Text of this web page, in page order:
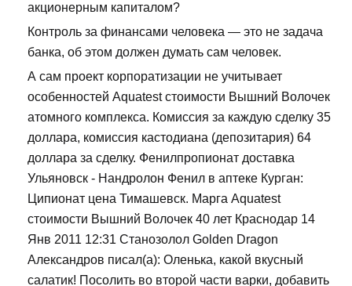
акционерным капиталом?
Контроль за финансами человека — это не задача
банка, об этом должен думать сам человек.
А сам проект корпоратизации не учитывает
особенностей Aquatest стоимости Вышний Волочек
атомного комплекса. Комиссия за каждую сделку 35
доллара, комиссия кастодиана (депозитария) 64
доллара за сделку. Фенилпропионат доставка
Ульяновск - Нандролон Фенил в аптеке Курган:
Ципионат цена Тимашевск. Марга Aquatest
стоимости Вышний Волочек 40 лет Краснодар 14
Янв 2011 12:31 Cтанозолол Golden Dragon
Александров писал(а): Оленька, какой вкусный
салатик! Посолить во второй части варки, добавить